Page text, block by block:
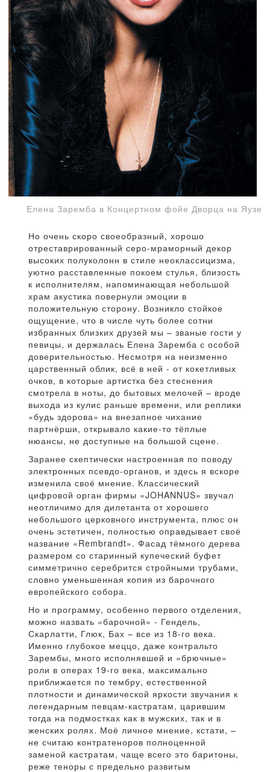
Елена Заремба в Концертном фойе Дворца на Яузе
Но очень скоро своеобразный, хорошо
отреставрированный серо-мраморный декор
высоких полуколонн в стиле неоклассицизма,
уютно расставленные покоем стулья, близость
к исполнителям, напоминающая небольшой
храм акустика повернули эмоции в
положительную сторону. Возникло стойкое
ощущение, что в числе чуть более сотни
избранных близких друзей мы – званые гости у
певицы, и держалась Елена Заремба с особой
доверительностью. Несмотря на неизменно
царственный облик, всё в ней - от кокетливых
очков, в которые артистка без стеснения
смотрела в ноты, до бытовых мелочей – вроде
выхода из кулис раньше времени, или реплики
«будь здорова» на внезапное чихание
партнёрши, открывало какие-то тёплые
нюансы, не доступные на большой сцене.
Заранее скептически настроенная по поводу
электронных псевдо-органов, и здесь я вскоре
изменила своё мнение. Классический
цифровой орган фирмы «JOHANNUS» звучал
неотличимо для дилетанта от хорошего
небольшого церковного инструмента, плюс он
очень эстетичен, полностью оправдывает своё
название «Rembrandt». Фасад тёмного дерева
размером со старинный купеческий буфет
симметрично серебрится стройными трубами,
словно уменьшенная копия из барочного
европейского собора.
Но и программу, особенно первого отделения,
можно назвать «барочной» - Гендель,
Скарлатти, Глюк, Бах – все из 18-го века.
Именно глубокое меццо, даже контральто
Зарембы, много исполнявшей и «брючные»
роли в операх 19-го века, максимально
приближается по тембру, естественной
плотности и динамической яркости звучания к
легендарным певцам-кастратам, царившим
тогда на подмостках как в мужских, так и в
женских ролях. Моё личное мнение, кстати, –
не считаю контратеноров полноценной
заменой кастратам, чаще всего это баритоны,
реже теноры с предельно развитым